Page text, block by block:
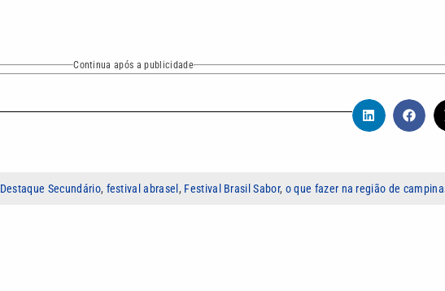
Continua após a publicidade
Destaque Secundário, festival abrasel , Festival Brasil Sabor, o que fazer na região de